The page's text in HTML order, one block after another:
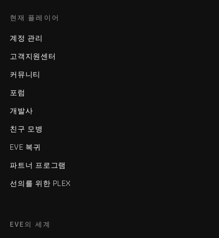
현재 플레이어
계정 관리
고객지원센터
커뮤니티
포럼
개발사
친구 모병
EVE 복귀
파트너 프로그램
선의를 위한 PLEX
EVE의 세계